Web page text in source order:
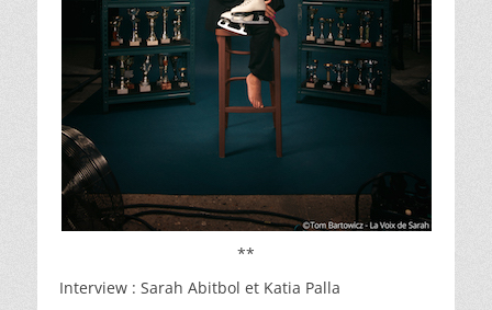
**
Interview : Sarah Abitbol et Katia Palla